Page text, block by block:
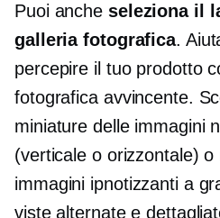
Puoi anche seleziona il
galleria fotografica.
percepire il tuo prodotto
fotografica avvincente.
miniature delle immagini
(verticale o orizzontale)
immagini ipnotizzanti a
viste alternate e